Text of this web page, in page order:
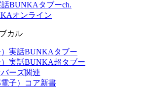
話BUNKAタブーch.
オンライン
カル
）実話BUNKAタブー
）実話BUNKA超タブー
ーズ関連
電子）コア新書